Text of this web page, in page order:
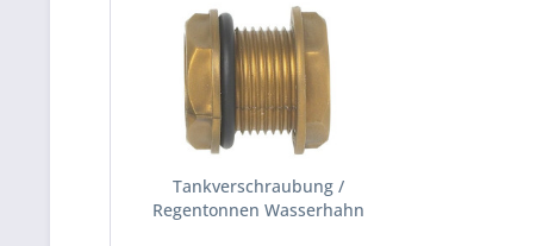
Tankverschraubung /
Regentonnen Wasserhahn